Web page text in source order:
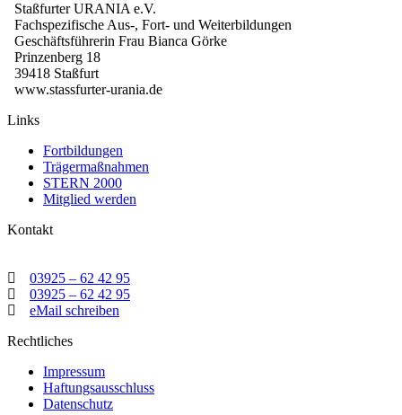
Staßfurter URANIA e.V.
Fachspezifische Aus-, Fort- und Weiterbildungen
Geschäftsführerin Frau Bianca Görke
Prinzenberg 18
39418 Staßfurt
www.stassfurter-urania.de
Links
Fortbildungen
Trägermaßnahmen
STERN 2000
Mitglied werden
Kontakt
03925 – 62 42 95
03925 – 62 42 95
eMail schreiben
Rechtliches
Impressum
Haftungsausschluss
Datenschutz